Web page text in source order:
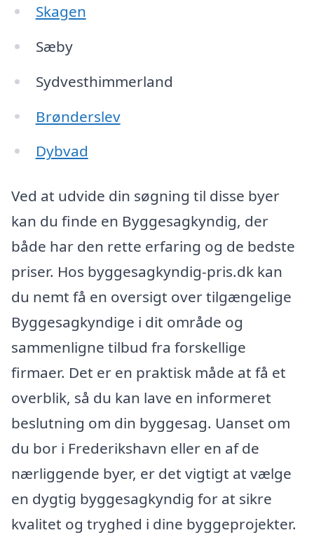
Skagen
Sæby
Sydvesthimmerland
Brønderslev
Dybvad
Ved at udvide din søgning til disse byer
kan du finde en Byggesagkyndig, der
både har den rette erfaring og de bedste
priser. Hos byggesagkyndig-pris.dk kan
du nemt få en oversigt over tilgængelige
Byggesagkyndige i dit område og
sammenligne tilbud fra forskellige
firmaer. Det er en praktisk måde at få et
overblik, så du kan lave en informeret
beslutning om din byggesag. Uanset om
du bor i Frederikshavn eller en af de
nærliggende byer, er det vigtigt at vælge
en dygtig byggesagkyndig for at sikre
kvalitet og tryghed i dine byggeprojekter.